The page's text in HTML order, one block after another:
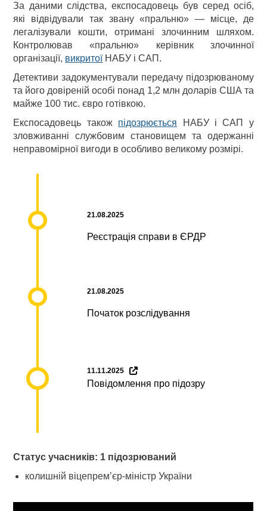
За даними слідства, експосадовець був серед осіб,
які відвідували так звану «пральню» — місце, де
легалізували кошти, отримані злочинним шляхом.
Контролював «пральню» керівник злочинної
організації, викритоїНАБУ і САП.
Детективи задокументували передачу підозрюваному
та його довіреній особі понад 1,2 млн доларів США та
майже 100 тис. євро готівкою.
Експосадовець також підозрюється НАБУ і САП у
зловживанні службовим становищем та одержанні
неправомірної вигоди в особливо великому розмірі.
21.08.2025
Реєстрація справи в ЄРДР
21.08.2025
Початок розслідування
11.11.2025
Повідомлення про підозру
Статус учасників: 1 підозрюваний
колишній віцепрем’єр-міністр України